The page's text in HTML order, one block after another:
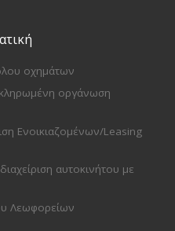
οχημάτων
οργάνωση
Ενοικιαζομένων/Leasing
αυτοκινήτου με
Λεωφορείων